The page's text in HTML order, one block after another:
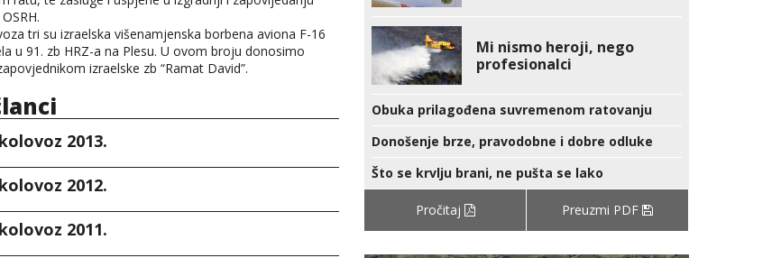
tri su izraelska višenamjenska borbena aviona F-16
u 91. zb HRZ-a na Plesu. U ovom broju donosimo
izraelske zb “Ramat David”.
2013.
2012.
2011.
Mi nismo heroji, nego
profesionalci
Obuka prilagođena suvremenom ratovanju
Donošenje brze, pravodobne i dobre odluke
Što se krvlju brani, ne pušta se lako
Pročitaj Preuzmi PDF